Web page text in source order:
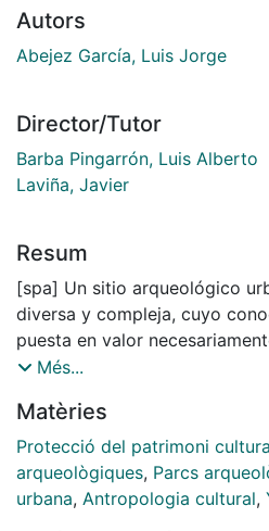
Autors
Abejez García, Luis Jorge
Director/Tutor
Barba Pingarrón, Luis Alberto
Laviña, Javier
Resum
[spa] Un sitio arqueológico
diversa y compleja, cuyo
puesta en valor
dentro de la concepción
figura del parque
en un modelo en donde es
forma eficaz los planes de
investigación, con objeto de
Més...
Matèries
Protecció del patrimoni
arqueològiques, Parcs
urbana, Antropologia cultural,